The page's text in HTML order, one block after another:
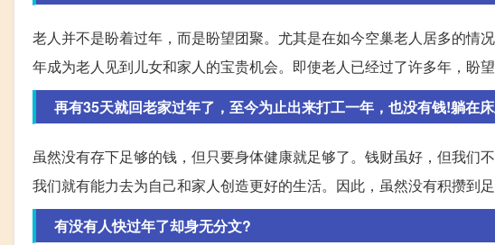
老人并不是盼着过年，而是盼望团聚。尤其是在如今空巢老人居多的情
年成为老人见到儿女和家人的宝贵机会。即使老人已经过了许多年，盼望
再有35天就回老家过年了，至今为止出来打工一年，也没有钱!躺在
虽然没有存下足够的钱，但只要身体健康就足够了。钱财虽好，但我们
我们就有能力去为自己和家人创造更好的生活。因此，虽然没有积攒到
有没有人快过年了却身无分文?